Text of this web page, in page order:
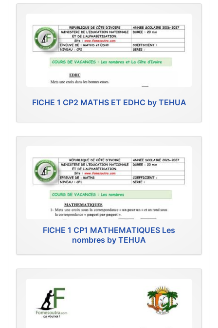
FICHE 1 CP2 MATHS ET EDHC by TEHUA
FICHE 1 CP1 MATHEMATIQUES Les
nombres by TEHUA